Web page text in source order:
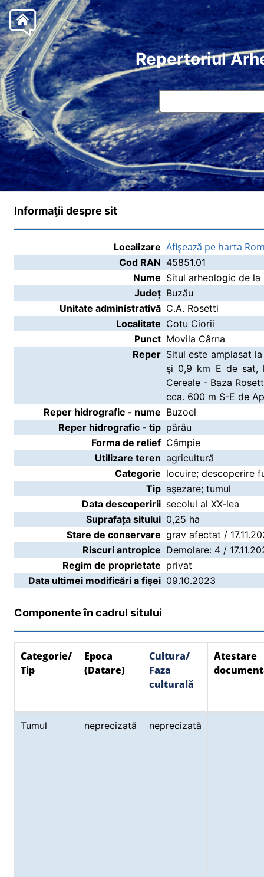
Repertoriul
Informaţii despre sit
Localizare Afişează pe harta
Cod RAN 45851.01
Nume Situl arheologic de
Județ Buzău
Unitate administrativă C.A. Rosetti
Localitate Cotu Ciorii
Punct Movila Cârna
Reper Situl este amplasat
şi 0,9 km E de sat,
Cereale - Baza
cca. 600 m S-E de
Reper hidrografic - nume Buzoel
Reper hidrografic - tip pârâu
Forma de relief Câmpie
Utilizare teren agricultură
Categorie locuire; descoperire
Tip aşezare; tumul
Data descoperirii secolul al XX-lea
Suprafața sitului 0,25 ha
Stare de conservare grav afectat /
Riscuri antropice Demolare: 4 /
Regim de proprietate privat
Data ultimei modificări a fişei 09.10.2023
Componente în cadrul sitului
Categorie/
Tip
Epoca
(Datare)
Cultura/
Faza
culturală
Atestare
Tumul neprecizată neprecizată